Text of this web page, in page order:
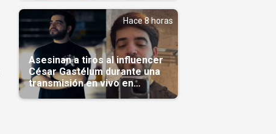
antes(Video)
Hace 8 horas
Asesinan a tiros al influencer
César Gastélum durante una
transmisión en vivo en
Sinaloa(Video)